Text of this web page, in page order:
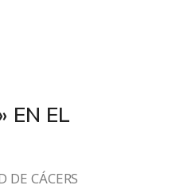
EN EL
CÁCERS